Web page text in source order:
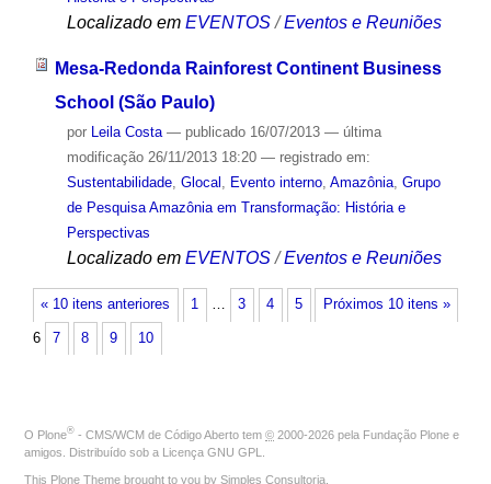
Localizado em EVENTOS /Eventos e Reuniões
Mesa-Redonda Rainforest Continent Business
School (São Paulo)
por Leila Costa — publicado16/07/2013 — última
modificação26/11/2013 18:20 — registrado em:
Sustentabilidade, Glocal , Evento interno, Amazônia, Grupo
de Pesquisa Amazônia em Transformação: História e
Perspectivas
Localizado em EVENTOS /Eventos e Reuniões
« 10 itens anteriores Próximos 10 itens »
1 … 3 4 5
6 7 8 9 10
O Plone® - CMS/WCM de Código Aberto tem © 2000-2026 pela Fundação Plone e
amigos. Distribuído sob a Licença GNU GPL
This Plone Theme brought to you by Simples Consultoria